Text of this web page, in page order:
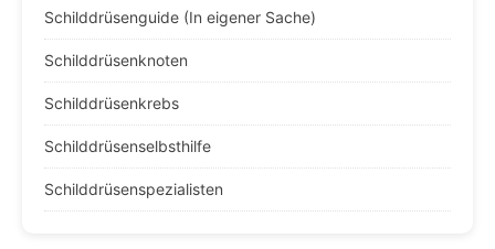
Schilddrüsenguide (In eigener Sache)
Schilddrüsenknoten
Schilddrüsenkrebs
Schilddrüsenselbsthilfe
Schilddrüsenspezialisten